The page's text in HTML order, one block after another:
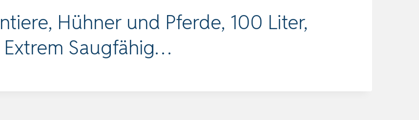
Hühner und Pferde, 100 Liter,
Saugfähig…